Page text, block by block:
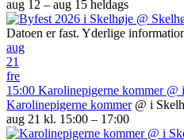
aug 12 – aug 15 heldags
Datoen er fast. Yderlige
aug
21
fre
15:00 Karolinepigerne kommer @
Karolinepigerne kommer @ i
aug 21 kl. 15:00 – 17:00